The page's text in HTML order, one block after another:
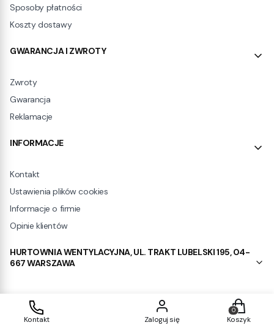
Sposoby płatności
Koszty dostawy
GWARANCJA I ZWROTY
Zwroty
Gwarancja
Reklamacje
INFORMACJE
Kontakt
Ustawienia plików cookies
Informacje o firmie
Opinie klientów
HURTOWNIA WENTYLACYJNA, UL. TRAKT LUBELSKI 195, 04-
667 WARSZAWA
Shoper.pl
Kontakt Zaloguj się
Produkty
Koszyk